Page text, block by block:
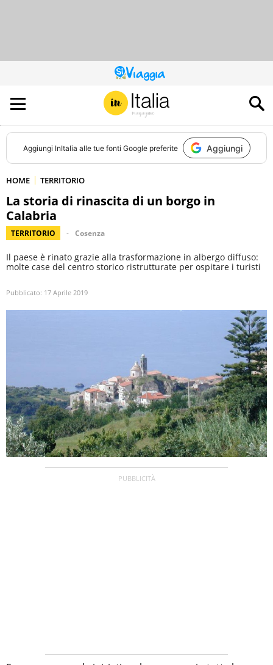
QUESTO
SITO
CONTRIBUISCE
ALL’AUDIENCE
DI
Aggiungi InItalia alle tue fonti Google preferite Aggiungi
HOME TERRITORIO
La storia di rinascita di un borgo in
Calabria
TERRITORIO Cosenza
Il paese è rinato grazie alla trasformazione in albergo diffuso:
molte case del centro storico ristrutturate per ospitare i turisti
Pubblicato: 17 Aprile 2019